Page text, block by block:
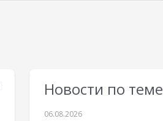
Новости по теме
06.08.2026